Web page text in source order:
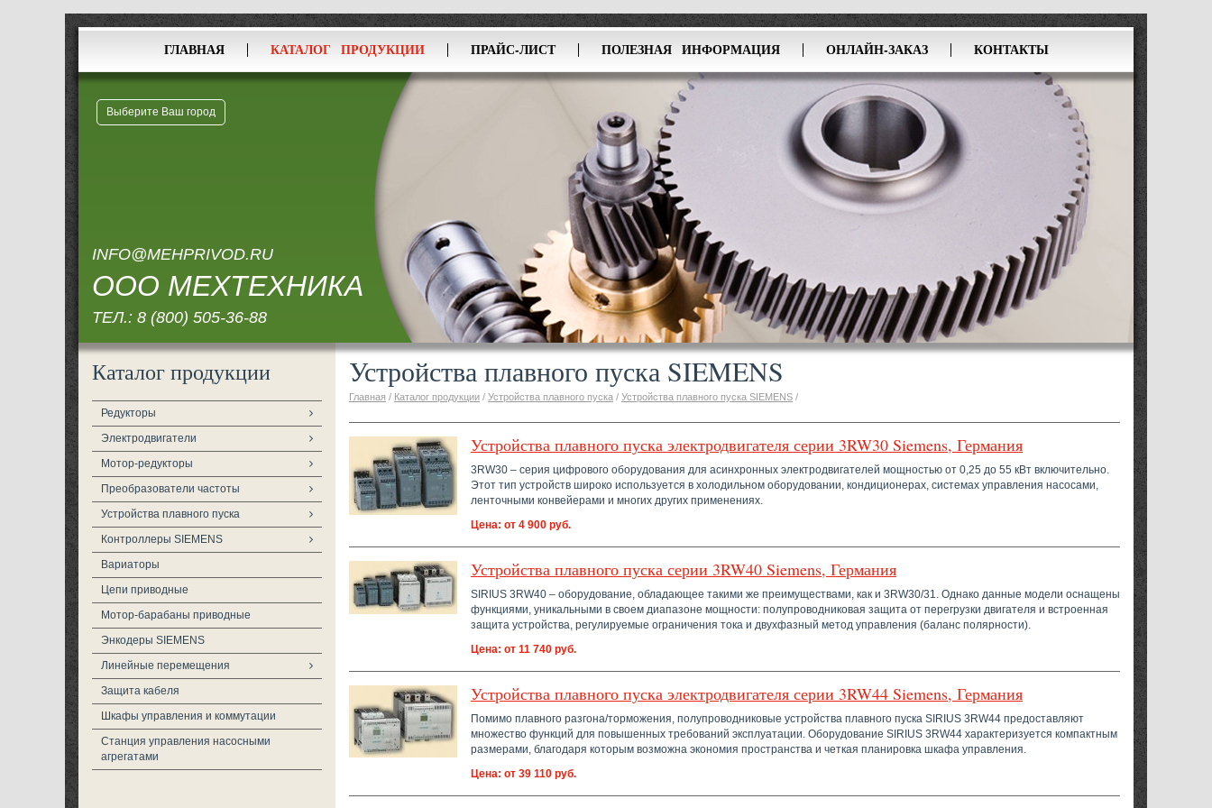
ГЛАВНАЯ КАТАЛОГ ПРОДУКЦИИ ПРАЙС-ЛИСТ ПОЛЕЗНАЯ ИНФОРМАЦИЯ ОНЛАЙН-ЗАКАЗ КОНТАКТЫ
Выберите Ваш город
INFO@MEHPRIVOD.RU
ООО МЕХТЕХНИКА
ТЕЛ.: 8 (800) 505-36-88
Каталог продукции
Редукторы
Электродвигатели
Мотор-редукторы
Преобразователи частоты
Устройства плавного пуска
Контроллеры SIEMENS
Вариаторы
Цепи приводные
Мотор-барабаны приводные
Энкодеры SIEMENS
Линейные перемещения
Защита кабеля
Шкафы управления и коммутации
Станция управления насосными
агрегатами
Устройства плавного пуска SIEMENS
Главная / Каталог продукции / Устройства плавного пуска / Устройства плавного пуска SIEMENS /
Устройства плавного пуска электродвигателя серии 3RW30 Siemens, Германия
3RW30 – серия цифрового оборудования для асинхронных электродвигателей мощностью от 0,25 до 55 кВт включительно.
Этот тип устройств широко используется в холодильном оборудовании, кондиционерах, системах управления насосами,
ленточными конвейерами и многих других применениях.
Цена: от 4 900 руб.
Устройства плавного пуска серии 3RW40 Siemens, Германия
SIRIUS 3RW40 – оборудование, обладающее такими же преимуществами, как и 3RW30/31. Однако данные модели оснащены
функциями, уникальными в своем диапазоне мощности: полупроводниковая защита от перегрузки двигателя и встроенная
защита устройства, регулируемые ограничения тока и двухфазный метод управления (баланс полярности).
Цена: от 11 740 руб.
Устройства плавного пуска электродвигателя серии 3RW44 Siemens, Германия
Помимо плавного разгона/торможения, полупроводниковые устройства плавного пуска SIRIUS 3RW44 предоставляют
множество функций для повышенных требований эксплуатации. Оборудование SIRIUS 3RW44 характеризуется компактным
размерами, благодаря которым возможна экономия пространства и четкая планировка шкафа управления.
Цена: от 39 110 руб.